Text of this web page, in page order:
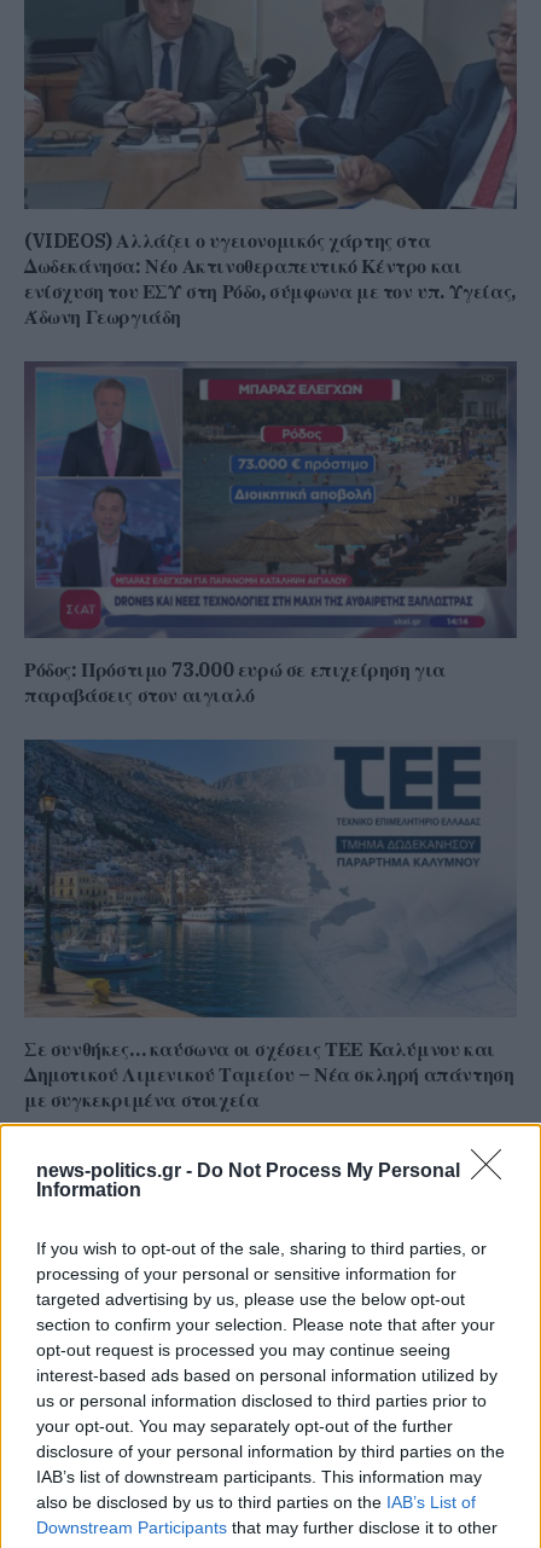
news-politics.gr - Do Not Process My Personal
Information
If you wish to opt-out of the sale, sharing to third parties, or
processing of your personal or sensitive information for
targeted advertising by us, please use the below opt-out
section to confirm your selection. Please note that after your
opt-out request is processed you may continue seeing
interest-based ads based on personal information utilized by
us or personal information disclosed to third parties prior to
your opt-out. You may separately opt-out of the further
disclosure of your personal information by third parties on the
IAB’s list of downstream participants. This information may
also be disclosed by us to third parties on the IAB’s List of
Downstream Participants that may further disclose it to other
(VIDEOS) Αλλάζει ο υγειονομικός χάρτης στα
Δωδεκάνησα: Νέο Ακτινοθεραπευτικό Κέντρο και
ενίσχυση του ΕΣΥ στη Ρόδο, σύμφωνα με τον υπ. Υγείας,
Άδωνη Γεωργιάδη
Ρόδος: Πρόστιμο 73.000 ευρώ σε επιχείρηση για
παραβάσεις στον αιγιαλό
Σε συνθήκες… καύσωνα οι σχέσεις ΤΕΕ Καλύμνου και
Δημοτικού Λιμενικού Ταμείου – Νέα σκληρή απάντηση
με συγκεκριμένα στοιχεία
Το ατύχημα του Ρόμπερτ Πλαντ, των Led Zeppelin
στη Ρόδο όπου παραλίγο να χάσει τη γυναίκα του
(video)